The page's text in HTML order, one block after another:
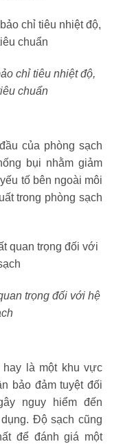
chỉ tiêu nhiệt độ,
chuẩn
của phòng sạch
bụi nhằm giảm
tố bên ngoài môi
trong phòng sạch
trọng đối với hệ
hay là một khu vực
bảo đảm tuyệt đối
nguy hiểm đến
Độ sạch cũng
để đánh giá một